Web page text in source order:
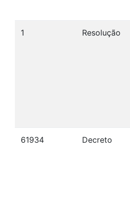
1 Resolução
61934 Decreto